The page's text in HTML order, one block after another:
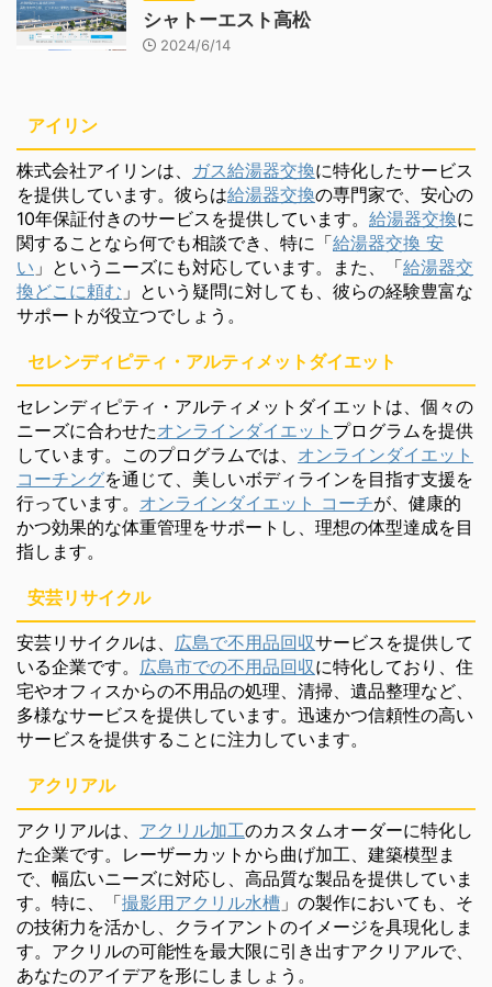
シャトーエスト高松
2024/6/14
アイリン
株式会社アイリンは、 ガス給湯器交換に特化したサービス
を提供しています。彼らは給湯器交換の専門家で、安心の
10年保証付きのサービスを提供しています。 給湯器交換に
関することなら何でも相談でき、特に「給湯器交換 安
い 」というニーズにも対応しています。また、「給湯器交
換どこに頼む 」という疑問に対しても、彼らの経験豊富な
サポートが役立つでしょう。
セレンディピティ・アルティメットダイエット
セレンディピティ・アルティメットダイエットは、個々の
ニーズに合わせたオンラインダイエット プログラムを提供
しています。このプログラムでは、 オンラインダイエット
コーチングを通じて、美しいボディラインを目指す支援を
行っています。 オンラインダイエット コーチが、健康的
かつ効果的な体重管理をサポートし、理想の体型達成を目
指します。
安芸リサイクル
安芸リサイクルは、 広島で不用品回収サービスを提供して
いる企業です。 広島市での不用品回収に特化しており、住
宅やオフィスからの不用品の処理、清掃、遺品整理など、
多様なサービスを提供しています。迅速かつ信頼性の高い
サービスを提供することに注力しています。
アクリアル
アクリアルは、 アクリル加工のカスタムオーダーに特化し
た企業です。レーザーカットから曲げ加工、建築模型ま
で、幅広いニーズに対応し、高品質な製品を提供していま
す。特に、「撮影用アクリル水槽 」の製作においても、そ
の技術力を活かし、クライアントのイメージを具現化しま
す。アクリルの可能性を最大限に引き出すアクリアルで、
あなたのアイデアを形にしましょう。